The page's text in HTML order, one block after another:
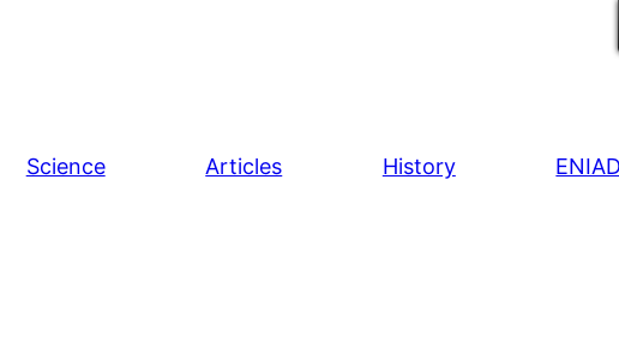
Science Articles History ENIAD